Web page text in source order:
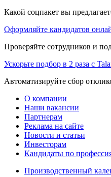
Какой соцпакет вы
Оформляйте кандидатов
Проверяйте сотрудников и
Ускорьте подбор в 2 раза с
Автоматизируйте сбор
О компании
Наши вакансии
Партнерам
Реклама на сайте
Новости и статьи
Инвесторам
Кандидаты по
Производственный